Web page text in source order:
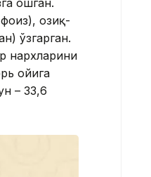
ошган.
озиқ-
ўзгарган.
нархларини
ойига
– 33,6